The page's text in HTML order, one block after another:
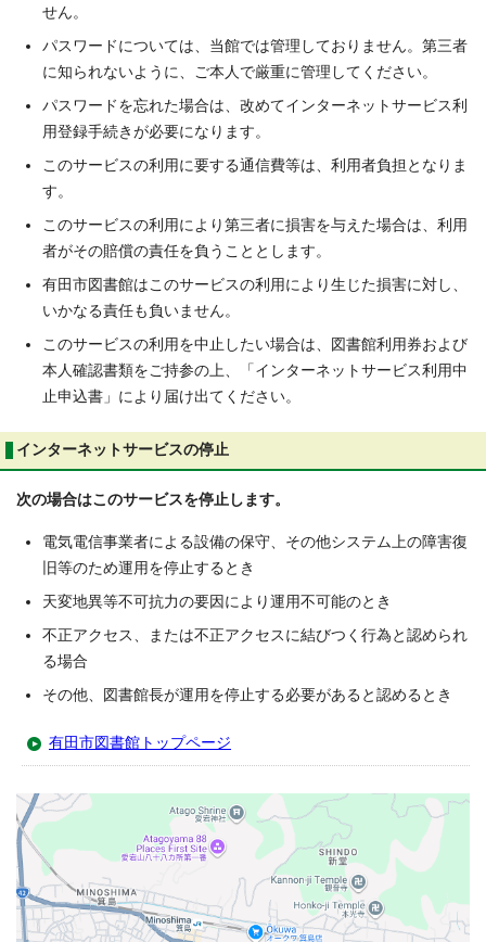
せん。
パスワードについては、当館では管理しておりません。第三者
に知られないように、ご本人で厳重に管理してください。
パスワードを忘れた場合は、改めてインターネットサービス利
用登録手続きが必要になります。
このサービスの利用に要する通信費等は、利用者負担となりま
す。
このサービスの利用により第三者に損害を与えた場合は、利用
者がその賠償の責任を負うこととします。
有田市図書館はこのサービスの利用により生じた損害に対し、
いかなる責任も負いません。
このサービスの利用を中止したい場合は、図書館利用券および
本人確認書類をご持参の上、「インターネットサービス利用中
止申込書」により届け出てください。
インターネットサービスの停止
次の場合はこのサービスを停止します。
電気電信事業者による設備の保守、その他システム上の障害復
旧等のため運用を停止するとき
天変地異等不可抗力の要因により運用不可能のとき
不正アクセス、または不正アクセスに結びつく行為と認められ
る場合
その他、図書館長が運用を停止する必要があると認めるとき
有田市図書館トップページ